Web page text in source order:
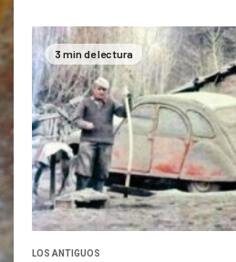
3 min de lectura
LOS ANTIGUOS